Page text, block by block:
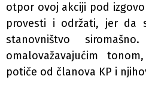
otpor ovoj akciji pod
provesti i održati, jer da
stanovništvo
omalovažavajućim
potiče od članova KP i